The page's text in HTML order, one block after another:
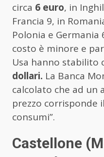
circa 6 euro, in
Francia 9, in
Polonia e Germania
costo è minore e
Usa hanno stabilito
dollari. La Banca
calcolato che ad un
prezzo corrisponde
consumi”.
Castellone